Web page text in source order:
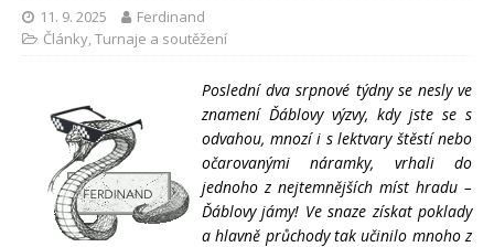
11. 9. 2025
Ferdinand
Články,Turnaje a soutěžení
Poslední dva srpnové týdny se nesly ve
znamení Ďáblovy výzvy, kdy jste se s
odvahou, mnozí i s lektvary štěstí nebo
očarovanými náramky, vrhali do
jednoho z nejtemnějších míst hradu –
Ďáblovy jámy! Ve snaze získat poklady
a hlavně průchody tak učinilo mnoho z